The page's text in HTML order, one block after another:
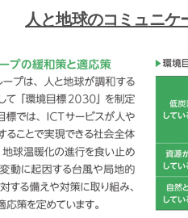
人と地球のコミュニケ